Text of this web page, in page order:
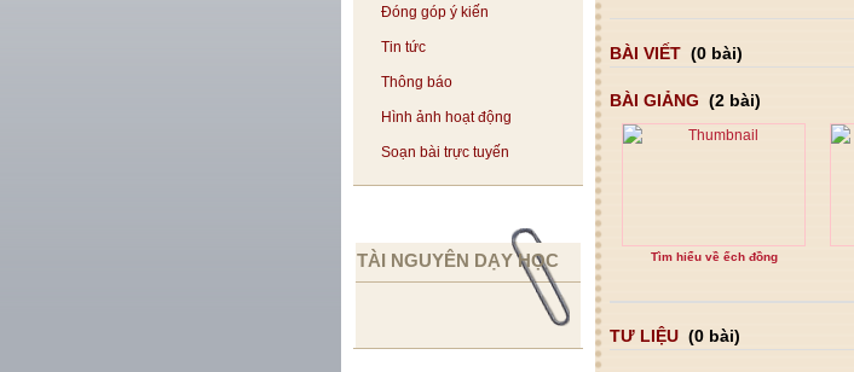
Đóng góp ý kiến
Tin tức
Thông báo
Hình ảnh hoạt động
Soạn bài trực tuyến
TÀI NGUYÊN DẠY HỌC
BÀI VIẾT (0 bài)
BÀI GIẢNG (2 bài)
Tìm hiểu về ếch đồng
TƯ LIỆU (0 bài)